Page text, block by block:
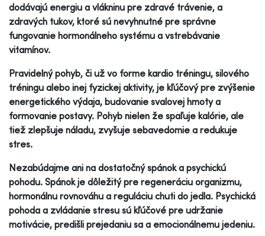
dodávajú energiu a vlákninu pre zdravé trávenie, a
zdravých tukov, ktoré sú nevyhnutné pre správne
fungovanie hormonálneho systému a vstrebávanie
vitamínov.
Pravidelný pohyb, či už vo forme kardio tréningu, silového
tréningu alebo inej fyzickej aktivity, je kľúčový pre zvýšenie
energetického výdaja, budovanie svalovej hmoty a
formovanie postavy. Pohyb nielen že spaľuje kalórie, ale
tiež zlepšuje náladu, zvyšuje sebavedomie a redukuje
stres.
Nezabúdajme ani na dostatočný spánok a psychickú
pohodu. Spánok je dôležitý pre regeneráciu organizmu,
hormonálnu rovnováhu a reguláciu chuti do jedla. Psychická
pohoda a zvládanie stresu sú kľúčové pre udržanie
motivácie, predišli prejedaniu sa a emocionálnemu jedeniu.